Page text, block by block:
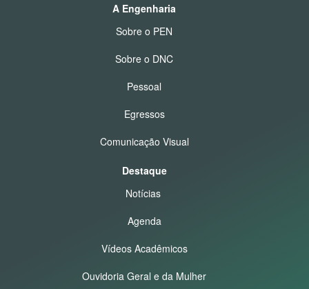
A Engenharia
Sobre o PEN
Sobre o DNC
Pessoal
Egressos
Comunicação Visual
Destaque
Notícias
Agenda
Vídeos Acadêmicos
Ouvidoria Geral e da Mulher